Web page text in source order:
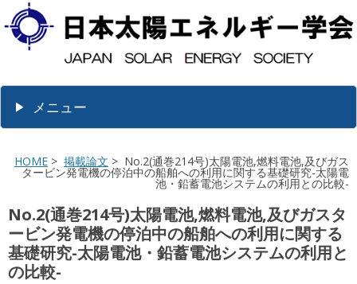
メニュー
HOME > 掲載論文 > No.2(通巻214号)太陽電池,燃料電池,及びガス
タービン発電機の停泊中の船舶への利用に関する基礎研究-太陽電
池・鉛蓄電池システムの利用との比較-
No.2(通巻214号)太陽電池,燃料電池,及びガスタ
ービン発電機の停泊中の船舶への利用に関する
基礎研究-太陽電池・鉛蓄電池システムの利用と
の比較-